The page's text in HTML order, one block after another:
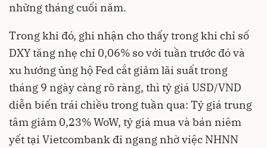
những tháng cuối năm.
Trong khi đó, ghi nhận cho thấy trong khi chỉ số
DXY tăng nhẹ chỉ 0,06% so với tuần trước đó và
xu hướng ủng hộ Fed cắt giảm lãi suất trong
tháng 9 ngày càng rõ ràng, thì tỷ giá USD/VND
diễn biến trái chiều trong tuần qua: Tỷ giá trung
tâm giảm 0,23% WoW, tỷ giá mua và bán niêm
yết tại Vietcombank đi ngang nhờ việc NHNN